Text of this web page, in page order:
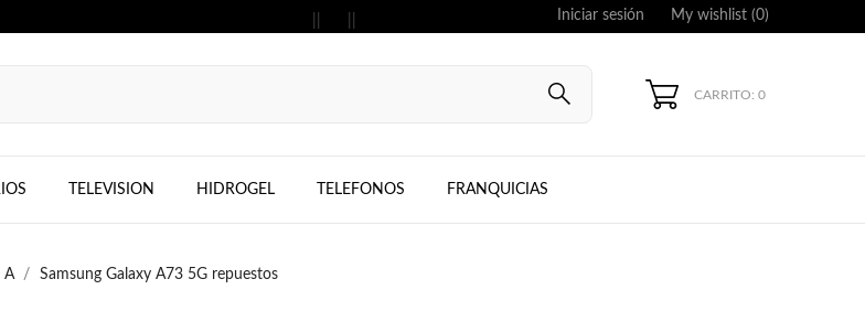
Iniciar sesión My wishlist (0)
CARRITO: 0
TELEVISION HIDROGEL TELEFONOS FRANQUICIAS
A Samsung Galaxy A73 5G repuestos